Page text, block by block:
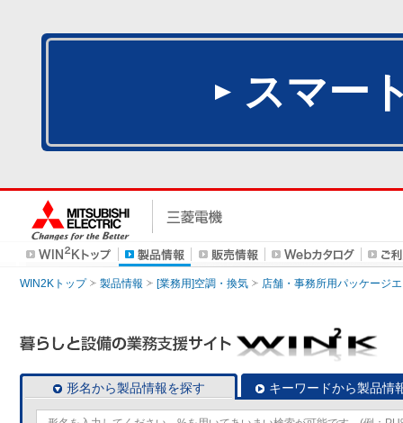
スマー
WIN2Kトップ 製品情報 [業務用]空調・換気 店舗・事務所用パッケージ
形名から製品情報を探す キーワードから製品情